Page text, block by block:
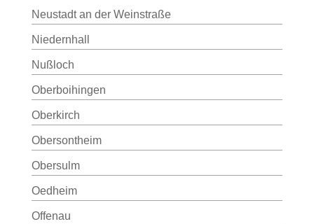
Neustadt an der Weinstraße
Niedernhall
Nußloch
Oberboihingen
Oberkirch
Obersontheim
Obersulm
Oedheim
Offenau